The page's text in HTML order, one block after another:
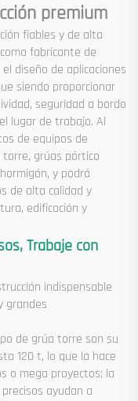
premium
fiables y de alta
fabricante de
diseño de aplicaciones
siendo proporcionar
seguridad a bordo
lugar de trabajo. Al
de equipos de
grúas pórtico
y podrá
de alta calidad y
edificación y
Trabaje con
indispensable
grandes
de grúa torre son su
120 t, lo que la hace
o mega proyectos; la
ayudan a